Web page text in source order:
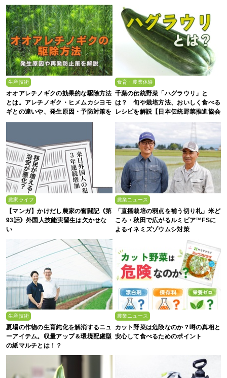
生産技術
オオアレチノギクの効果的な駆除方法
とは。アレチノギク・ヒメムカシヨモ
ギとの違いや、発生原因・予防対策を
解説
食育・農業体験
千葉の伝統野菜「ハグラウリ」と
は？ 旬や栽培方法、おいしく食べる
レシピを解説【日本伝統野菜推進協会
農家ライフ
【マンガ】かけだし農家の奮闘記《第
93話》外国人技能実習生は欠かせな
い
農業ニュース
「直播栽培の弱点を補う切り札」米ど
ころ・秋田で広がるルミビア™FSに
よるイネミズゾウムシ対策
生産技術
夏場の作物の生育鈍化を解消するニュ
ーアイテム。収量アップ＆環境配慮型
の紙マルチとは！？
農業ニュース
カット野菜は危険なのか？噂の真相と
安心して食べるためのポイント